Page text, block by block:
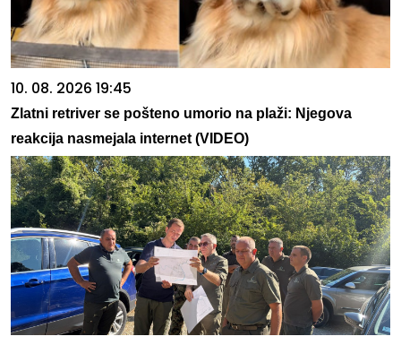
10. 08. 2026 19:45
Zlatni retriver se pošteno umorio na plaži: Njegova
reakcija nasmejala internet (VIDEO)